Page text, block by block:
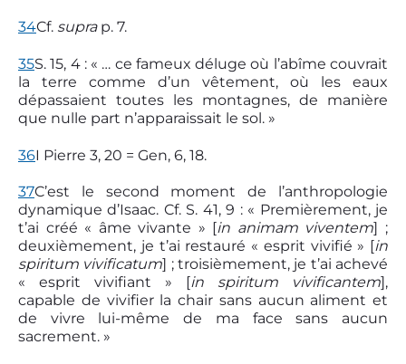
34Cf. suprap. 7.
35S. 15, 4 : « … ce fameux déluge où l’abîme couvrait
la terre comme d’un vêtement, où les eaux
dépassaient toutes les montagnes, de manière
que nulle part n’apparaissait le sol. »
36I Pierre 3, 20 = Gen, 6, 18.
37C’est le second moment de l’anthropologie
dynamique d’Isaac. Cf. S. 41, 9 : « Premièrement, je
t’ai créé « âme vivante » [in animam viventem] ;
deuxièmement, je t’ai restauré « esprit vivifié » [in
spiritum vivificatum] ; troisièmement, je t’ai achevé
« esprit vivifiant » [in spiritum vivificantem],
capable de vivifier la chair sans aucun aliment et
de vivre lui-même de ma face sans aucun
sacrement. »